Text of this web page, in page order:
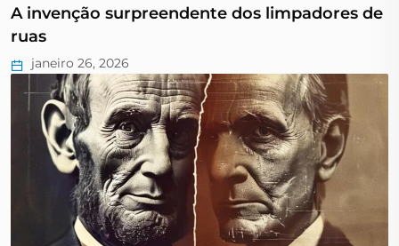
A invenção surpreendente dos limpadores de
ruas
janeiro 26, 2026